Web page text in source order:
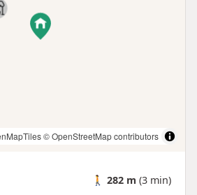
© OpenStreetMap contributors
🚶 282 m (3 min)